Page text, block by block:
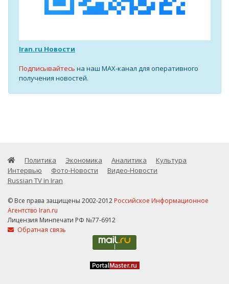
Iran.ru Новости
Подписывайтесь на наш MAX-канал для оперативного
получения новостей.
Политика Экономика Аналитика
Культура
Интервью
Фото-Новости
Видео-Новости
Russian TV in Iran
© Все права защищены 2002-2012 Российское Информационное
Агентство Iran.ru
Лицензия Минпечати РФ №77-6912
Обратная связь